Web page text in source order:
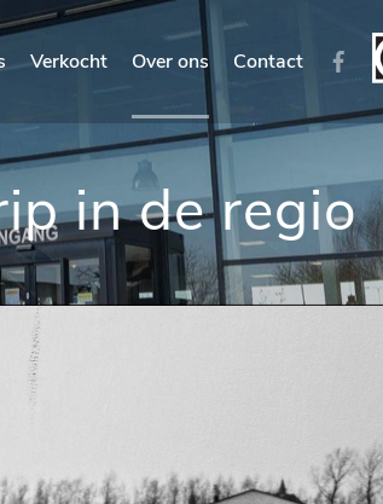
Verkocht Over ons Contact
in de regio